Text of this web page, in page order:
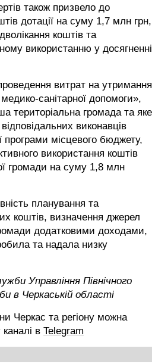
також призвело до
дотації на суму 1,7 млн грн,
коштів та
використанню у досягненні
витрат на утримання
санітарної допомоги»,
територіальна громада та яке
виконавців
програми місцевого бюджету,
використання коштів
громади на суму 1,8 млн
планування та
коштів, визначення джерел
додатковими доходами,
та надала низку
Управління Північного
в Черкаській області
Черкас та регіону можна
в Telegram